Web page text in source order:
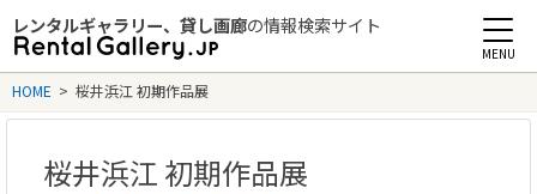
レンタルギャラリー、貸し画廊の情報検索サイト
Rental Gallery jp
HOME > 桜井浜江 初期作品展
桜井浜江 初期作品展